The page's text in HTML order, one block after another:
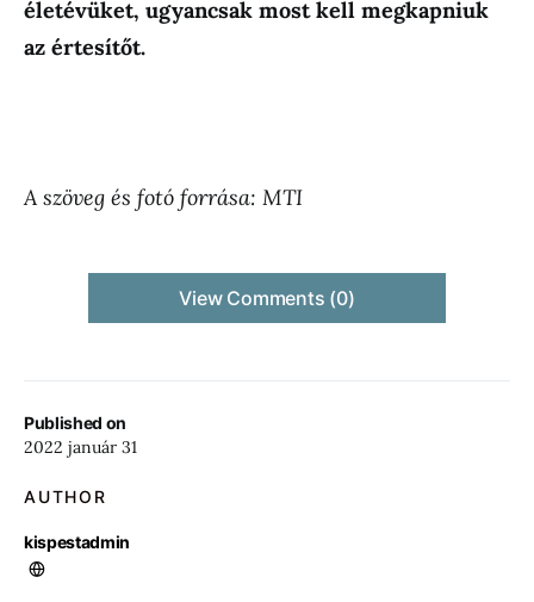
Published on
2022 január 31
AUTHOR
kispestadmin
életévüket, ugyancsak most kell megkapniuk
az értesítőt.
A szöveg és fotó forrása: MTI
View Comments (0)